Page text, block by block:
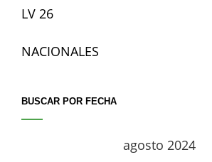
LV 26
NACIONALES
BUSCAR POR FECHA
agosto 2024